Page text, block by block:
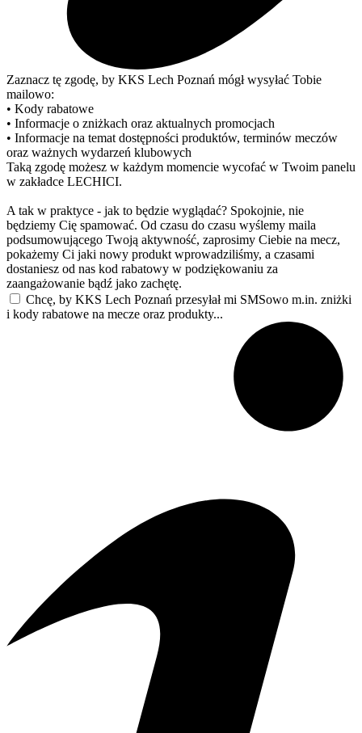
Zaznacz tę zgodę, by KKS Lech Poznań mógł wysyłać Tobie
mailowo:
• Kody rabatowe
• Informacje o zniżkach oraz aktualnych promocjach
• Informacje na temat dostępności produktów, terminów meczów
oraz ważnych wydarzeń klubowych
Taką zgodę możesz w każdym momencie wycofać w Twoim panelu
w zakładce LECHICI.
A tak w praktyce - jak to będzie wyglądać? Spokojnie, nie
będziemy Cię spamować. Od czasu do czasu wyślemy maila
podsumowującego Twoją aktywność, zaprosimy Ciebie na mecz,
pokażemy Ci jaki nowy produkt wprowadziliśmy, a czasami
dostaniesz od nas kod rabatowy w podziękowaniu za
zaangażowanie bądź jako zachętę.
Chcę, by KKS Lech Poznań przesyłał mi SMSowo m.in. zniżki
i kody rabatowe na mecze oraz produkty...